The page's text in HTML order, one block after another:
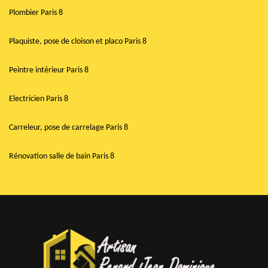
Plombier Paris 8
Plaquiste, pose de cloison et placo Paris 8
Peintre intérieur Paris 8
Electricien Paris 8
Carreleur, pose de carrelage Paris 8
Rénovation salle de bain Paris 8